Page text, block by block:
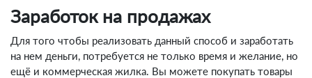
Заработок на продажах
Для того чтобы реализовать данный способ и заработать
на нем деньги, потребуется не только время и желание, но
ещё и коммерческая жилка. Вы можете покупать товары